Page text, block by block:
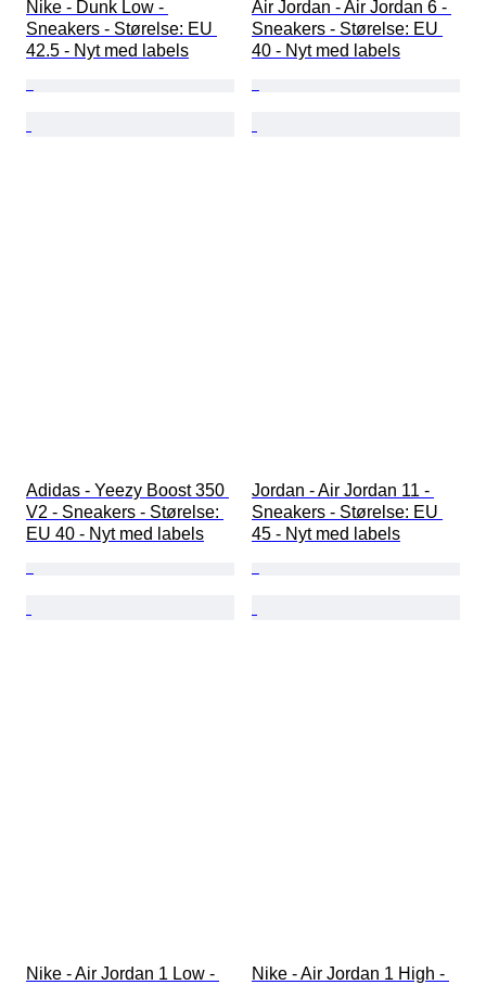
Nike - Dunk Low -
Sneakers - Størelse: EU
42.5 - Nyt med labels
Air Jordan - Air Jordan 6 -
Sneakers - Størelse: EU
40 - Nyt med labels
Adidas - Yeezy Boost 350
V2 - Sneakers - Størelse:
EU 40 - Nyt med labels
Jordan - Air Jordan 11 -
Sneakers - Størelse: EU
45 - Nyt med labels
Nike - Air Jordan 1 Low -
Nike - Air Jordan 1 High -